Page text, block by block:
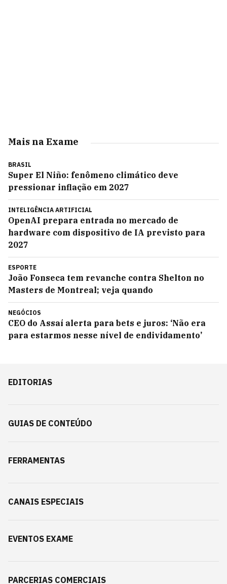
Mais na Exame
BRASIL
Super El Niño: fenômeno climático deve
pressionar inflação em 2027
INTELIGÊNCIA ARTIFICIAL
OpenAI prepara entrada no mercado de
hardware com dispositivo de IA previsto para
2027
ESPORTE
João Fonseca tem revanche contra Shelton no
Masters de Montreal; veja quando
NEGÓCIOS
CEO do Assaí alerta para bets e juros: ‘Não era
para estarmos nesse nível de endividamento’
EDITORIAS
GUIAS DE CONTEÚDO
FERRAMENTAS
CANAIS ESPECIAIS
EVENTOS EXAME
PARCERIAS COMERCIAIS